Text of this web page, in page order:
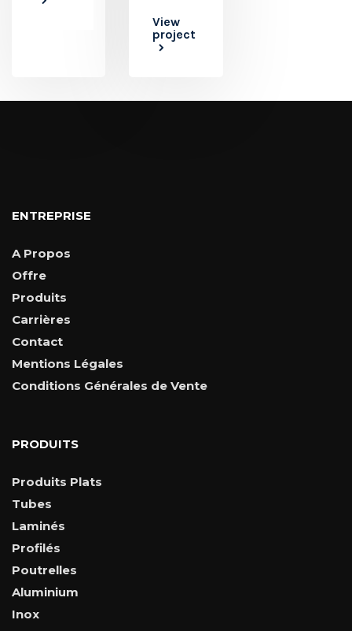
View
project
ENTREPRISE
A Propos
Offre
Produits
Carrières
Contact
Mentions Légales
Conditions Générales de Vente
PRODUITS
Produits Plats
Tubes
Laminés
Profilés
Poutrelles
Aluminium
Inox